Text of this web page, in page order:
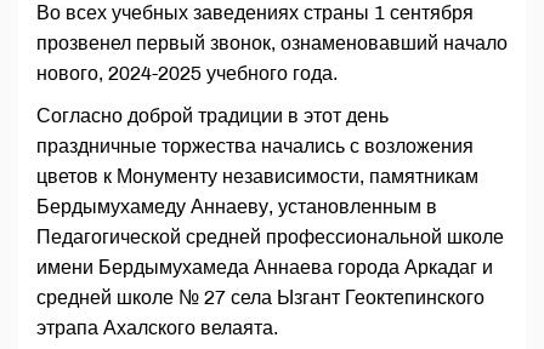
Во всех учебных заведениях страны 1 сентября
прозвенел первый звонок, ознаменовавший начало
нового, 2024-2025 учебного года.
Согласно доброй традиции в этот день
праздничные торжества начались с возложения
цветов к Монументу независимости, памятникам
Бердымухамеду Аннаеву, установленным в
Педагогической средней профессиональной школе
имени Бердымухамеда Аннаева города Аркадаг и
средней школе № 27 села Ызгант Геоктепинского
этрапа Ахалского велаята.